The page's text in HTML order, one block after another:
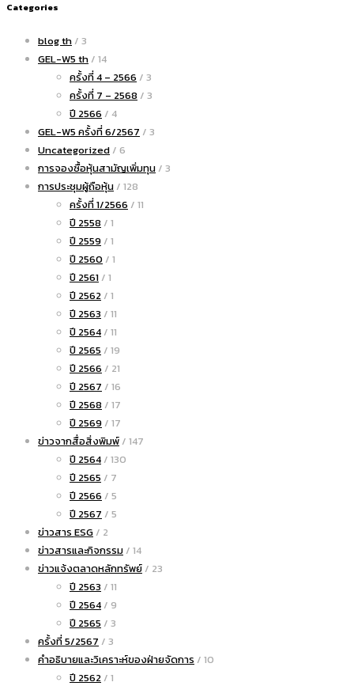
Categories
blog th / 3
GEL-W5 th / 14
ครั้งที่ 4 – 2566 / 3
ครั้งที่ 7 – 2568 / 3
ปี 2566 / 4
GEL-W5 ครั้งที่ 6/2567 / 3
Uncategorized / 6
การจองซื้อหุ้นสามัญเพิ่มทุน / 3
การประชุมผู้ถือหุ้น / 128
ครั้งที่ 1/2566 / 11
ปี 2558 / 1
ปี 2559 / 1
ปี 2560 / 1
ปี 2561 / 1
ปี 2562 / 1
ปี 2563 / 11
ปี 2564 / 11
ปี 2565 / 19
ปี 2566 / 21
ปี 2567 / 16
ปี 2568 / 17
ปี 2569 / 17
ข่าวจากสื่อสิ่งพิมพ์ / 147
ปี 2564 / 130
ปี 2565 / 7
ปี 2566 / 5
ปี 2567 / 5
ข่าวสาร ESG / 2
ข่าวสารและกิจกรรม / 14
ข่าวแจ้งตลาดหลักทรัพย์ / 23
ปี 2563 / 11
ปี 2564 / 9
ปี 2565 / 3
ครั้งที่ 5/2567 / 3
คำอธิบายและวิเคราะห์ของฝ่ายจัดการ / 10
ปี 2562 / 1